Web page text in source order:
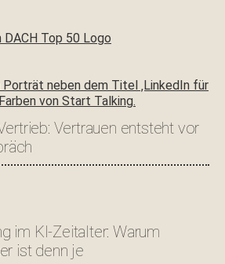
Vertrauen entsteht vor
im KI-Zeitalter: Warum
ist denn je